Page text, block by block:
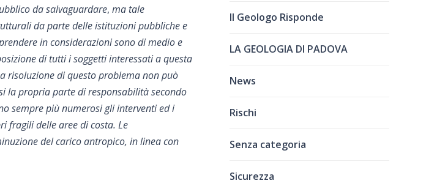
da salvaguardare, ma tale
da parte delle istituzioni pubbliche e
in considerazioni sono di medio e
di tutti i soggetti interessati a questa
risoluzione di questo problema non può
la propria parte di responsabilità secondo
sempre più numerosi gli interventi ed i
fragili delle aree di costa. Le
del carico antropico, in linea con
Il Geologo Risponde
LA GEOLOGIA DI PADOVA
News
Rischi
Senza categoria
Sicurezza